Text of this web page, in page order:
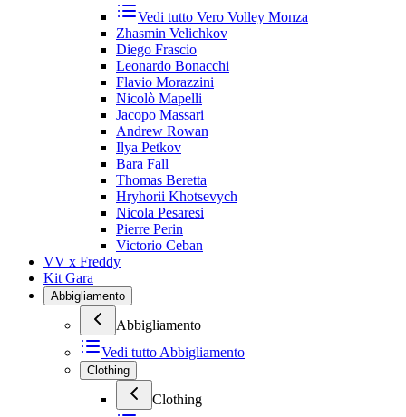
Vedi tutto Vero Volley Monza
Zhasmin Velichkov
Diego Frascio
Leonardo Bonacchi
Flavio Morazzini
Nicolò Mapelli
Jacopo Massari
Andrew Rowan
Ilya Petkov
Bara Fall
Thomas Beretta
Hryhorii Khotsevych
Nicola Pesaresi
Pierre Perin
Victorio Ceban
VV x Freddy
Kit Gara
Abbigliamento
Abbigliamento
Vedi tutto Abbigliamento
Clothing
Clothing